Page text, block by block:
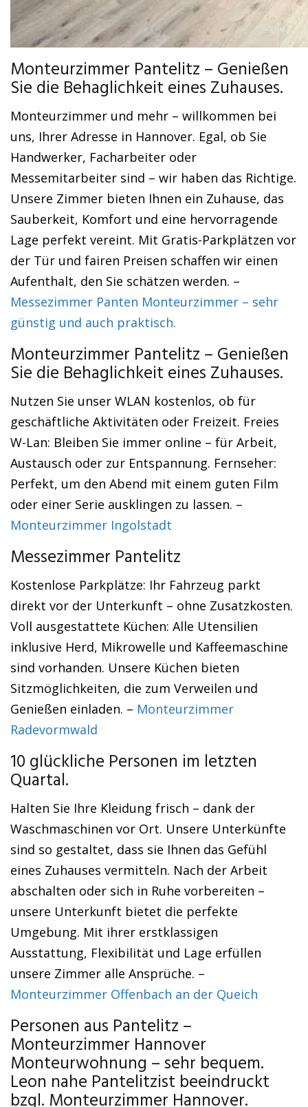
Monteurzimmer Pantelitz – Genießen
Sie die Behaglichkeit eines Zuhauses.
Monteurzimmer und mehr – willkommen bei
uns, Ihrer Adresse in Hannover. Egal, ob Sie
Handwerker, Facharbeiter oder
Messemitarbeiter sind – wir haben das Richtige.
Unsere Zimmer bieten Ihnen ein Zuhause, das
Sauberkeit, Komfort und eine hervorragende
Lage perfekt vereint. Mit Gratis-Parkplätzen vor
der Tür und fairen Preisen schaffen wir einen
Aufenthalt, den Sie schätzen werden. –
Messezimmer Panten Monteurzimmer – sehr
günstig und auch praktisch.
Monteurzimmer Pantelitz – Genießen
Sie die Behaglichkeit eines Zuhauses.
Nutzen Sie unser WLAN kostenlos, ob für
geschäftliche Aktivitäten oder Freizeit. Freies
W-Lan: Bleiben Sie immer online – für Arbeit,
Austausch oder zur Entspannung. Fernseher:
Perfekt, um den Abend mit einem guten Film
oder einer Serie ausklingen zu lassen. –
Monteurzimmer Ingolstadt
Messezimmer Pantelitz
Kostenlose Parkplätze: Ihr Fahrzeug parkt
direkt vor der Unterkunft – ohne Zusatzkosten.
Voll ausgestattete Küchen: Alle Utensilien
inklusive Herd, Mikrowelle und Kaffeemaschine
sind vorhanden. Unsere Küchen bieten
Sitzmöglichkeiten, die zum Verweilen und
Genießen einladen. – Monteurzimmer
Radevormwald
10 glückliche Personen im letzten
Quartal.
Halten Sie Ihre Kleidung frisch – dank der
Waschmaschinen vor Ort. Unsere Unterkünfte
sind so gestaltet, dass sie Ihnen das Gefühl
eines Zuhauses vermitteln. Nach der Arbeit
abschalten oder sich in Ruhe vorbereiten –
unsere Unterkunft bietet die perfekte
Umgebung. Mit ihrer erstklassigen
Ausstattung, Flexibilität und Lage erfüllen
unsere Zimmer alle Ansprüche. –
Monteurzimmer Offenbach an der Queich
Personen aus Pantelitz –
Monteurzimmer Hannover
Monteurwohnung – sehr bequem.
Leon nahe Pantelitzist beeindruckt
bzgl. Monteurzimmer Hannover.